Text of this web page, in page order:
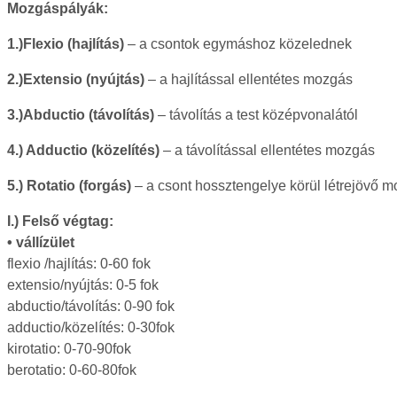
Mozgáspályák:
1.)Flexio (hajlítás) – a csontok egymáshoz közelednek
2.)Extensio (nyújtás) – a hajlítással ellentétes mozgás
3.)Abductio (távolítás) – távolítás a test középvonalától
4.) Adductio (közelítés) – a távolítással ellentétes mozgás
5.) Rotatio (forgás) – a csont hossztengelye körül létrejövő
I.) Felső végtag:
• vállízület
flexio /hajlítás: 0-60 fok
extensio/nyújtás: 0-5 fok
abductio/távolítás: 0-90 fok
adductio/közelítés: 0-30fok
kirotatio: 0-70-90fok
berotatio: 0-60-80fok